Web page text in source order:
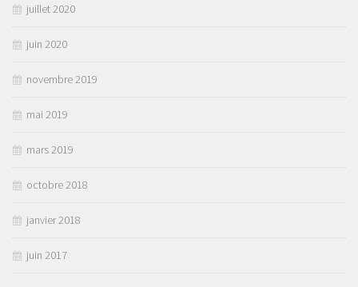
juillet 2020
juin 2020
novembre 2019
mai 2019
mars 2019
octobre 2018
janvier 2018
juin 2017